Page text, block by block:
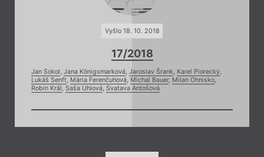
Vyšlo 18. 10. 2018
17/2018
Jan Sokol , Jana Königsmarková, Jaroslav Šrank, Karel Piorecký,
Lukáš Senft, Mária Ferenčuhová, Michal Bauer, Milan Ohnisko,
Robin Král , Saša Uhlová, Svatava Antošová